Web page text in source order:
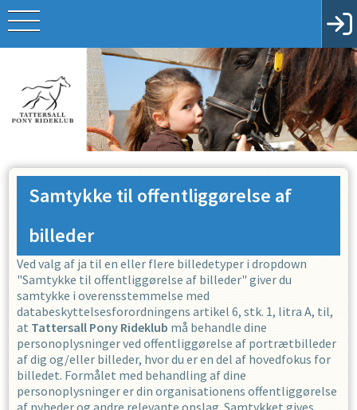
Samtykke til offentliggørelse af
billeder
Ved valg af ja til en eller flere billedetyper i dropdown
"Samtykke til offentliggørelse af billeder" giver du
samtykke i overensstemmelse med
databeskyttelsesforordningens artikel 6, stk. 1, litra A, til,
at Tattersall Pony Rideklub må behandle dine
personoplysninger ved offentliggørelse af portrætbilleder
af dig og/eller billeder, hvor du er en del af hovedfokus for
billedet. Formålet med behandling af dine
personoplysninger er din organisationens offentliggørelse
af nyheder og andre relevante opslag. Samtykket gives